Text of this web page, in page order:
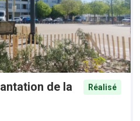
de la
Réalisé